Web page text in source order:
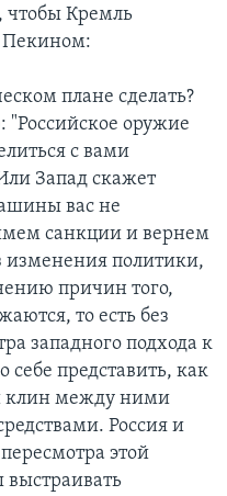
чтобы Кремль
Пекином:
плане сделать?
"Российское оружие
с вами
Запад скажет
вас не
санкции и вернем
изменения политики,
причин того,
то есть без
западного подхода к
представить, как
клин между ними
Россия и
этой
выстраивать